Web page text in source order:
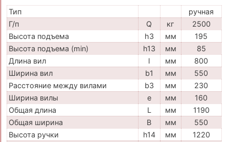
Тип
ручная
Г/п
Q кг
2500
Высота подъема
h3 мм
195
Высота подъема (min)
h13 мм
85
Длина вил
l мм
800
Ширина вил
b1 мм
550
Расстояние между вилами
b3 мм
230
Ширина вилы
e мм
160
Общая длина
L мм
1190
Общая ширина
B мм
550
Высота ручки
h14 мм
1220